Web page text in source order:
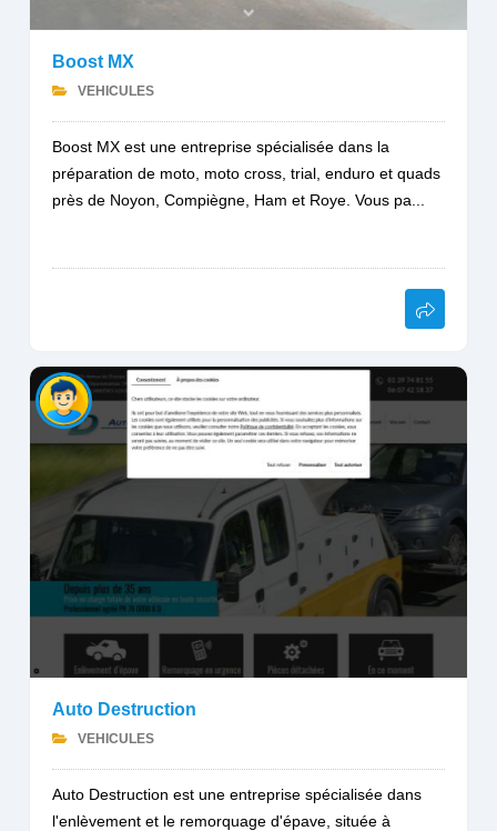
Boost MX
VEHICULES
Boost MX est une entreprise spécialisée dans la
préparation de moto, moto cross, trial, enduro et quads
près de Noyon, Compiègne, Ham et Roye. Vous pa...
Auto Destruction
VEHICULES
Auto Destruction est une entreprise spécialisée dans
l'enlèvement et le remorquage d'épave, située à